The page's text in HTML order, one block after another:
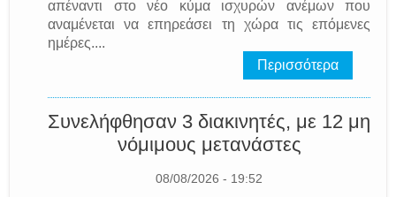
απέναντι στο νέο κύμα ισχυρών ανέμων που
αναμένεται να επηρεάσει τη χώρα τις επόμενες
ημέρες....
Περισσότερα
Συνελήφθησαν 3 διακινητές, με 12 μη
νόμιμους μετανάστες
08/08/2026 - 19:52